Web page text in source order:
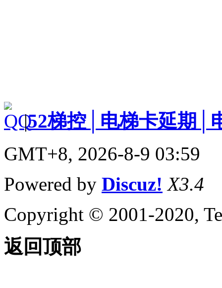
|52梯控│电梯卡延期│
GMT+8, 2026-8-9 03:59
Powered by Discuz! X3.4
Copyright © 2001-2020,
返回顶部